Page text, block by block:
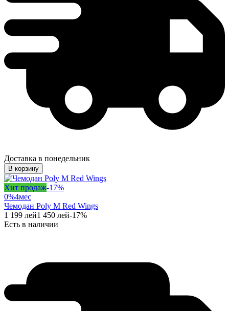
Доставка в понедельник
В корзину
Хит продаж-17%
0%4мес
Чемодан Poly M Red Wings
1 199 лей1 450 лей-17%
Есть в наличии